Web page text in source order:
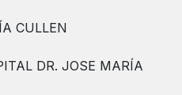
CULLEN
DR. JOSE MARÍA